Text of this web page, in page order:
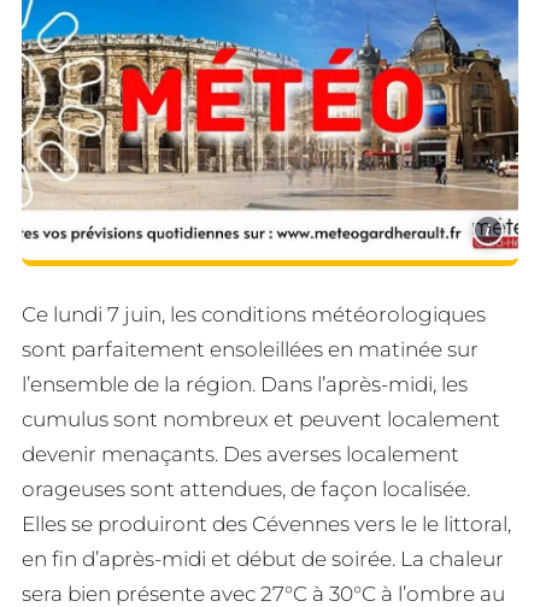
i
Ce lundi 7 juin, les conditions météorologiques
sont parfaitement ensoleillées en matinée sur
l’ensemble de la région. Dans l’après-midi, les
cumulus sont nombreux et peuvent localement
devenir menaçants. Des averses localement
orageuses sont attendues, de façon localisée.
Elles se produiront des Cévennes vers le le littoral,
en fin d’après-midi et début de soirée. La chaleur
sera bien présente avec 27°C à 30°C à l’ombre au